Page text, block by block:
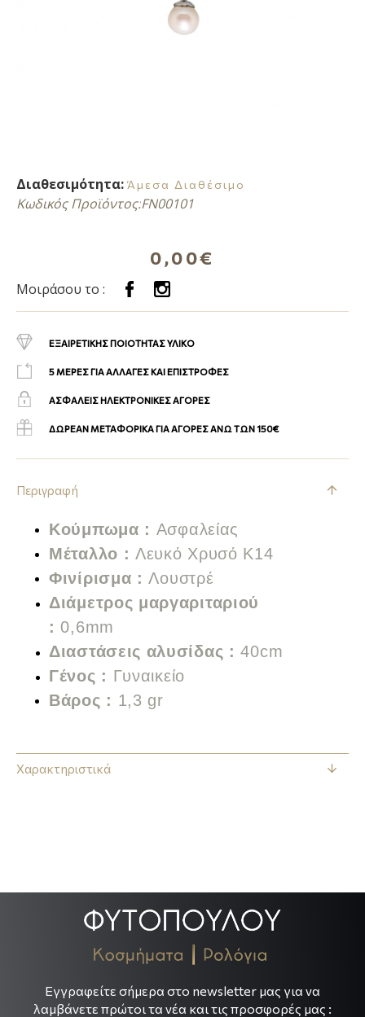
Διαθεσιμότητα: Άμεσα Διαθέσιμο
Κωδικός Προϊόντος:FN00101
0,00€
Μοιράσου το :
ΕΞΑΙΡΕΤΙΚΗΣ ΠΟΙΟΤΗΤΑΣ ΥΛΙΚΟ
5 ΜΕΡΕΣ ΓΙΑ ΑΛΛΑΓΕΣ ΚΑΙ ΕΠΙΣΤΡΟΦΕΣ
ΑΣΦΑΛΕΙΣ ΗΛΕΚΤΡΟΝΙΚΕΣ ΑΓΟΡΕΣ
ΔΩΡΕΑΝ ΜΕΤΑΦΟΡΙΚΑ ΓΙΑ ΑΓΟΡΕΣ ΑΝΩ ΤΩΝ 150€
Περιγραφή
Κούμπωμα : Ασφαλείας
Μέταλλο : Λευκό Χρυσό Κ14
Φινίρισμα : Λουστρέ
Διάμετρος μαργαριταριού
: 0,6mm
Διαστάσεις αλυσίδας : 40cm
Γένος : Γυναικείο
Βάρος : 1,3 gr
Χαρακτηριστικά
Εγγραφείτε σήμερα στο newsletter μας για να
λαμβάνετε πρώτοι τα νέα και τις προσφορές μας :